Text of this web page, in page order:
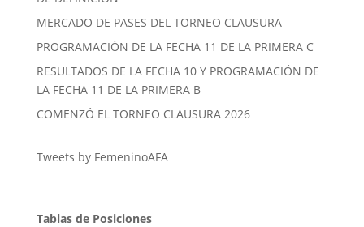
MERCADO DE PASES DEL TORNEO CLAUSURA
PROGRAMACIÓN DE LA FECHA 11 DE LA PRIMERA C
RESULTADOS DE LA FECHA 10 Y PROGRAMACIÓN DE
LA FECHA 11 DE LA PRIMERA B
COMENZÓ EL TORNEO CLAUSURA 2026
Tweets by FemeninoAFA
Tablas de Posiciones